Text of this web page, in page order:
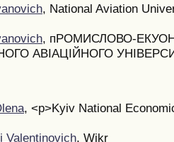
, National Aviation
, пРОМИСЛОВО-
АВІАЦІЙНОГО
, <p>Kyiv National
Valentinovich, Wikr